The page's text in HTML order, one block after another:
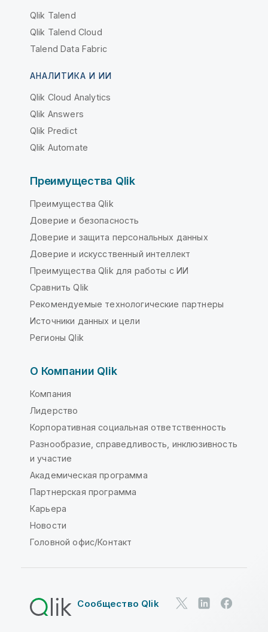
Qlik Talend
Qlik Talend Cloud
Talend Data Fabric
АНАЛИТИКА И ИИ
Qlik Cloud Analytics
Qlik Answers
Qlik Predict
Qlik Automate
Преимущества Qlik
Преимущества Qlik
Доверие и безопасность
Доверие и защита персональных данных
Доверие и искусственный интеллект
Преимущества Qlik для работы с ИИ
Сравнить Qlik
Рекомендуемые технологические партнеры
Источники данных и цели
Регионы Qlik
О Компании Qlik
Компания
Лидерство
Корпоративная социальная ответственность
Разнообразие, справедливость, инклюзивность
и участие
Академическая программа
Партнерская программа
Карьера
Новости
Головной офис/Контакт
Сообщество Qlik